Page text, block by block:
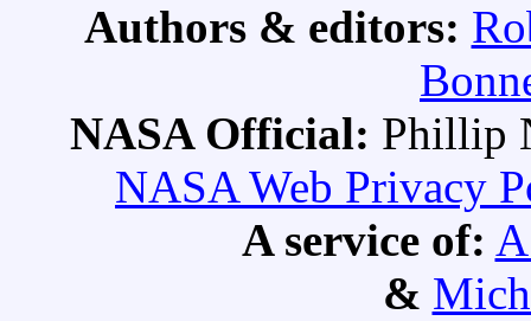
Authors & editors:
NASA Official: Phillip
NASA Web Privacy
A service of:
&